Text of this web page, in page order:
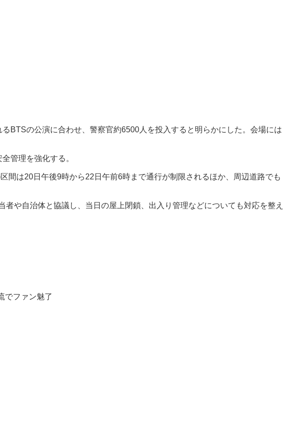
BTSの公演に合わせ、警察官約6500人を投入すると明らかにした。会場には
管理を強化する。
間は20日午後9時から22日午前6時まで通行が制限されるほか、周辺道路でも
や自治体と協議し、当日の屋上閉鎖、出入り管理などについても対応を整え
でファン魅了